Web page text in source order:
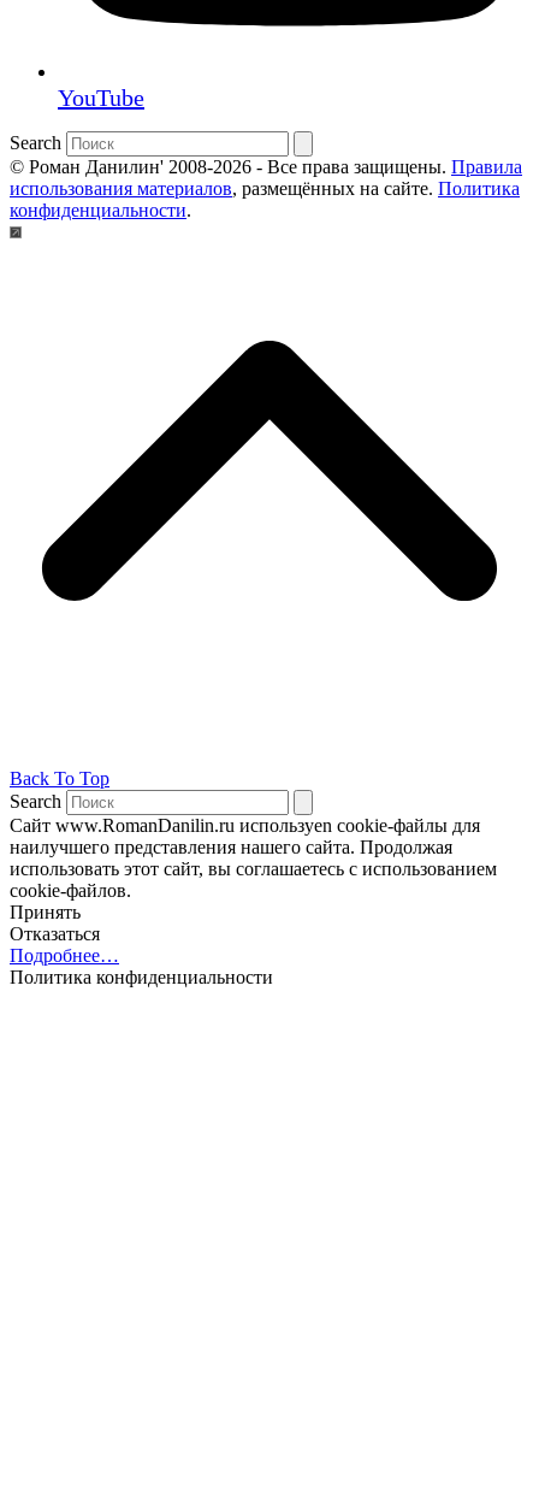
YouTube
Search
© Роман Данилин' 2008-2026 - Все права защищены. Правила
использования материалов, размещённых на сайте. Политика
конфиденциальности.
Back To Top
Search
Сайт www.RomanDanilin.ru используеn cookie-файлы для
наилучшего представления нашего сайта. Продолжая
использовать этот сайт, вы соглашаетесь с использованием
cookie-файлов.
Принять
Отказаться
Подробнее…
Политика конфиденциальности